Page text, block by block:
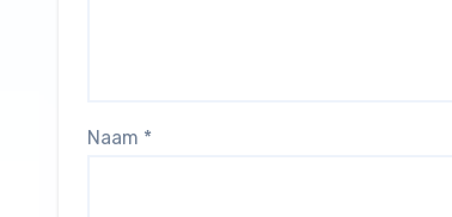
Naam *